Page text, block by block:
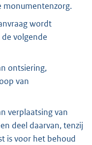
monumentenzorg.
wordt
volgende
ontsiering,
van
verplaatsing van
deel daarvan, tenzij
is voor het behoud